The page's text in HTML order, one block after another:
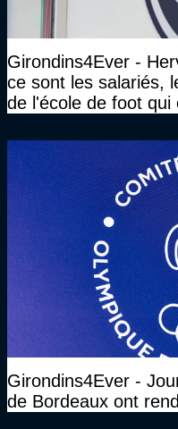
Girondins4Ever -
ce sont les salariés,
de l'école de foot
Girondins4Ever -
de Bordeaux ont